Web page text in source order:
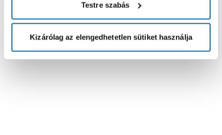
Testre szabás
Kizárólag az elengedhetetlen sütiket használja